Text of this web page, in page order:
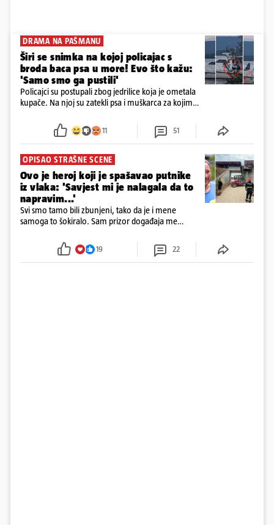
DRAMA NA PAŠMANU
Širi se snimka na kojoj policajac s
broda baca psa u more! Evo što kažu:
'Samo smo ga pustili'
Policajci su postupali zbog jedrilice koja je ometala
kupače. Na njoj su zatekli psa i muškarca za kojim
ga uhitili, a psa je preuzeo komunalni redar
11 51
OPISAO STRAŠNE SCENE
Ovo je heroj koji je spašavao putnike
iz vlaka: 'Savjest mi je nalagala da to
napravim...'
Svi smo tamo bili zbunjeni, tako da je i mene
samoga to šokiralo. Sam prizor događaja me
19 22